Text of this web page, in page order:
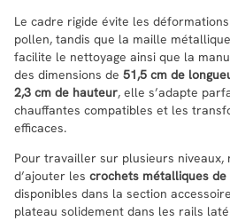
Le cadre rigide évite les
pollen, tandis que la maille
facilite le nettoyage ainsi que la
des dimensions de 51,5 cm de
2,3 cm de hauteur, elle s’adapte
chauffantes compatibles et les
efficaces.
Pour travailler sur plusieurs niveaux,
d’ajouter les crochets métalliques
disponibles dans la section
plateau solidement dans les rails